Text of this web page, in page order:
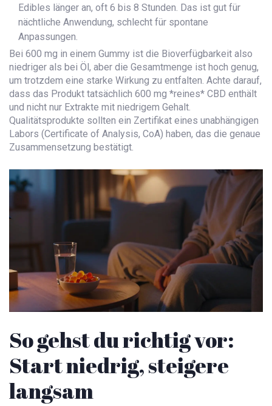
Edibles länger an, oft 6 bis 8 Stunden. Das ist gut für
nächtliche Anwendung, schlecht für spontane
Anpassungen.
Bei 600 mg in einem Gummy ist die Bioverfügbarkeit also
niedriger als bei Öl, aber die Gesamtmenge ist hoch genug,
um trotzdem eine starke Wirkung zu entfalten. Achte darauf,
dass das Produkt tatsächlich 600 mg *reines* CBD enthält
und nicht nur Extrakte mit niedrigem Gehalt.
Qualitätsprodukte sollten ein Zertifikat eines unabhängigen
Labors (Certificate of Analysis, CoA) haben, das die genaue
Zusammensetzung bestätigt.
So gehst du richtig vor:
Start niedrig, steigere
langsam